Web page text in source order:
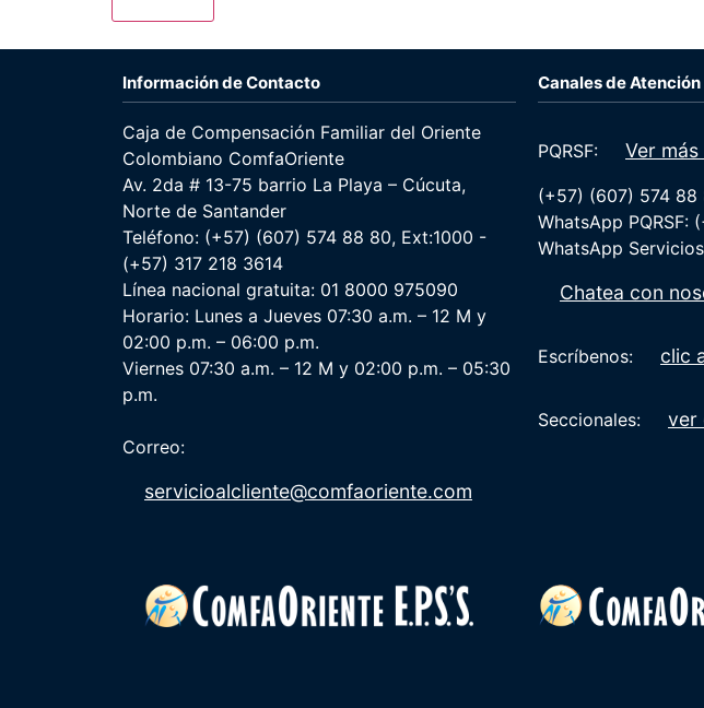
Información de Contacto
Caja de Compensación Familiar del Oriente
Colombiano ComfaOriente
Av. 2da # 13-75 barrio La Playa – Cúcuta,
Norte de Santander
Teléfono: (+57) (607) 574 88 80, Ext:1000 -
(+57) 317 218 3614
Línea nacional gratuita: 01 8000 975090
Horario: Lunes a Jueves 07:30 a.m. – 12 M y
02:00 p.m. – 06:00 p.m.
Viernes 07:30 a.m. – 12 M y 02:00 p.m. – 05:30
p.m.
Correo:
servicioalcliente@comfaoriente.com
Canales de Atención
PQRSF: Ver
(+57) (607) 574 88
WhatsApp
WhatsApp
Chatea con
Escríbenos: clic
Seccionales: ver